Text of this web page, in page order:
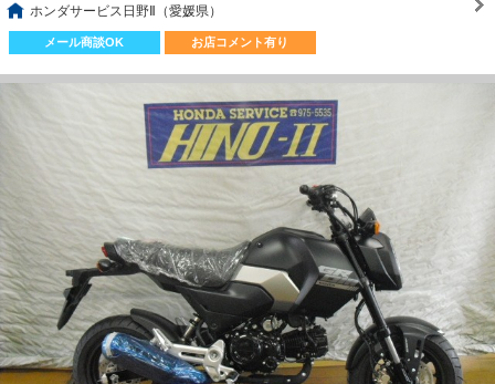
ホンダサービス日野Ⅱ（愛媛県）
メール商談OK お店コメント有り